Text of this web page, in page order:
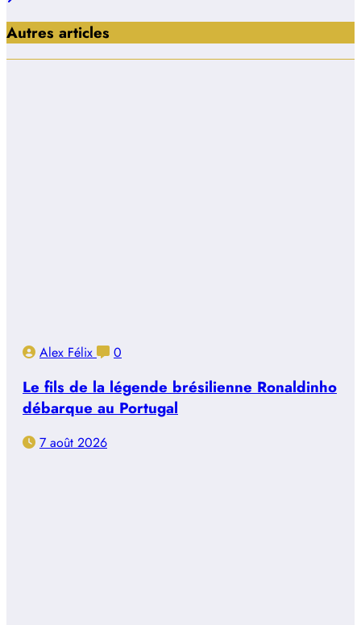
Autres articles
Alex Félix 0
Le fils de la légende brésilienne Ronaldinho
débarque au Portugal
7 août 2026